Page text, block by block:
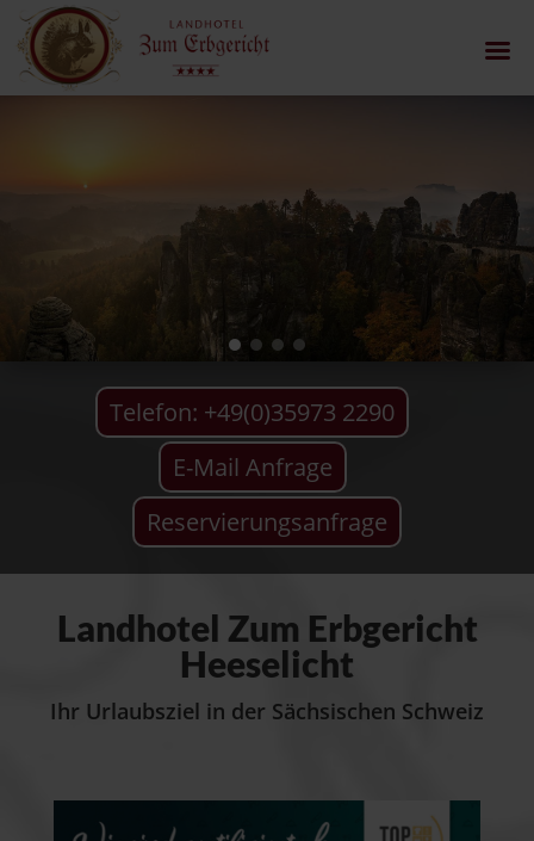
Telefon: +49(0)35973 2290
E-Mail Anfrage
Reservierungsanfrage
Landhotel Zum Erbgericht
Heeselicht
Ihr Urlaubsziel in der Sächsischen Schweiz